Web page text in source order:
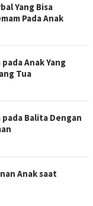
Yang Bisa
Pada Anak
Anak Yang
Tua
Balita Dengan
Anak saat